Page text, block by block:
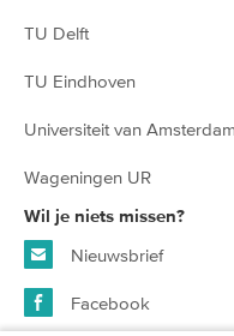
TU Delft
TU Eindhoven
Universiteit van Amsterdam
Wageningen UR
Wil je niets missen?
Nieuwsbrief
Facebook